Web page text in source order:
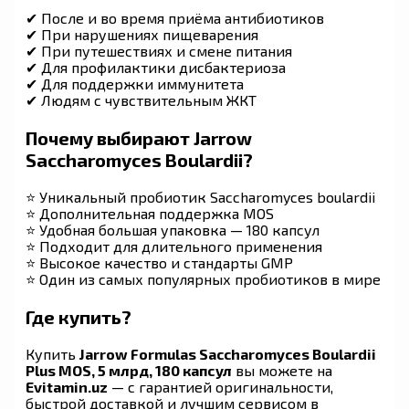
✔ После и во время приёма антибиотиков
✔ При нарушениях пищеварения
✔ При путешествиях и смене питания
✔ Для профилактики дисбактериоза
✔ Для поддержки иммунитета
✔ Людям с чувствительным ЖКТ
Почему выбирают Jarrow
Saccharomyces Boulardii?
⭐ Уникальный пробиотик Saccharomyces boulardii
⭐ Дополнительная поддержка MOS
⭐ Удобная большая упаковка — 180 капсул
⭐ Подходит для длительного применения
⭐ Высокое качество и стандарты GMP
⭐ Один из самых популярных пробиотиков в мире
Где купить?
Купить Jarrow Formulas Saccharomyces Boulardii
Plus MOS, 5 млрд, 180 капсул вы можете на
Evitamin.uz — с гарантией оригинальности,
быстрой доставкой и лучшим сервисом в